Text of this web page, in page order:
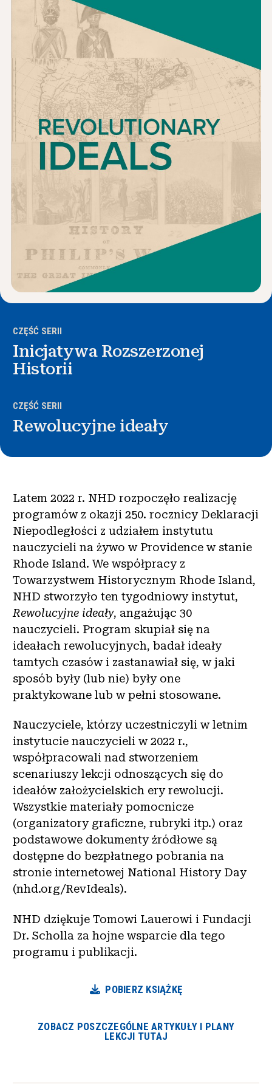
Wiadomości i wydarzenia
O NHD ®
Zaangażować się
CZĘŚĆ SERII
Inicjatywa Rozszerzonej
Historii
CZĘŚĆ SERII
Rewolucyjne ideały
Latem 2022 r. NHD rozpoczęło realizację
programów z okazji 250. rocznicy Deklaracji
Niepodległości z udziałem instytutu
nauczycieli na żywo w Providence w stanie
Rhode Island. We współpracy z
Towarzystwem Historycznym Rhode Island,
NHD stworzyło ten tygodniowy instytut,
Rewolucyjne ideały, angażując 30
nauczycieli. Program skupiał się na
ideałach rewolucyjnych, badał ideały
tamtych czasów i zastanawiał się, w jaki
sposób były (lub nie) były one
praktykowane lub w pełni stosowane.
Nauczyciele, którzy uczestniczyli w letnim
instytucie nauczycieli w 2022 r.,
współpracowali nad stworzeniem
scenariuszy lekcji odnoszących się do
ideałów założycielskich ery rewolucji.
Wszystkie materiały pomocnicze
(organizatory graficzne, rubryki itp.) oraz
podstawowe dokumenty źródłowe są
dostępne do bezpłatnego pobrania na
stronie internetowej National History Day
(nhd.org/RevIdeals).
NHD dziękuje Tomowi Lauerowi i Fundacji
Dr. Scholla za hojne wsparcie dla tego
programu i publikacji.
POBIERZ KSIĄŻKĘ
ZOBACZ POSZCZEGÓLNE ARTYKUŁY I PLANY
LEKCJI TUTAJ